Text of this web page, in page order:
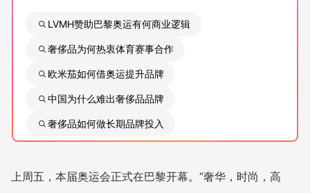
智库 产品场景库
产品更新动态 帮助中心
品牌消费观 行业报告
新零售资讯
LVMH赞助巴黎奥运有何商业逻辑
奢侈品为何热衷体育赛事合作
欧米茄如何借奥运提升品牌
中国为什么难出奢侈品品牌
奢侈品如何做长期品牌投入
上周五，本届奥运会正式在巴黎开幕。“奢华，时尚，高